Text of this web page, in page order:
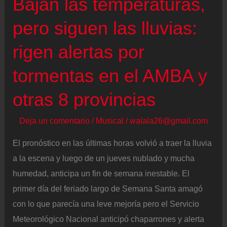
Bajan las temperaturas,
pero siguen las lluvias:
rigen alertas por
tormentas en el AMBA y
otras 8 provincias
Deja un comentario / Musical /walala26@gmail.com
El pronóstico en las últimas horas volvió a traer la lluvia
a la escena y luego de un jueves nublado y mucha
humedad, anticipa un fin de semana inestable. El
primer día del feriado largo de Semana Santa amagó
con lo que parecía una leve mejoría pero el Servicio
Meteorológico Nacional anticipó chaparrones y alerta